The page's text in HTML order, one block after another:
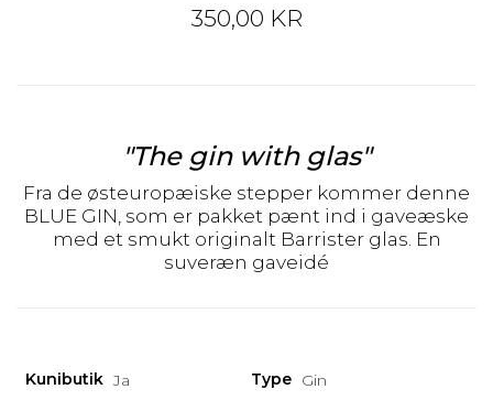
350,00 KR
"The gin with glas"
Fra de østeuropæiske stepper kommer denne
BLUE GIN, som er pakket pænt ind i gaveæske
med et smukt originalt Barrister glas. En
suveræn gaveidé
Kunibutik Ja Type Gin